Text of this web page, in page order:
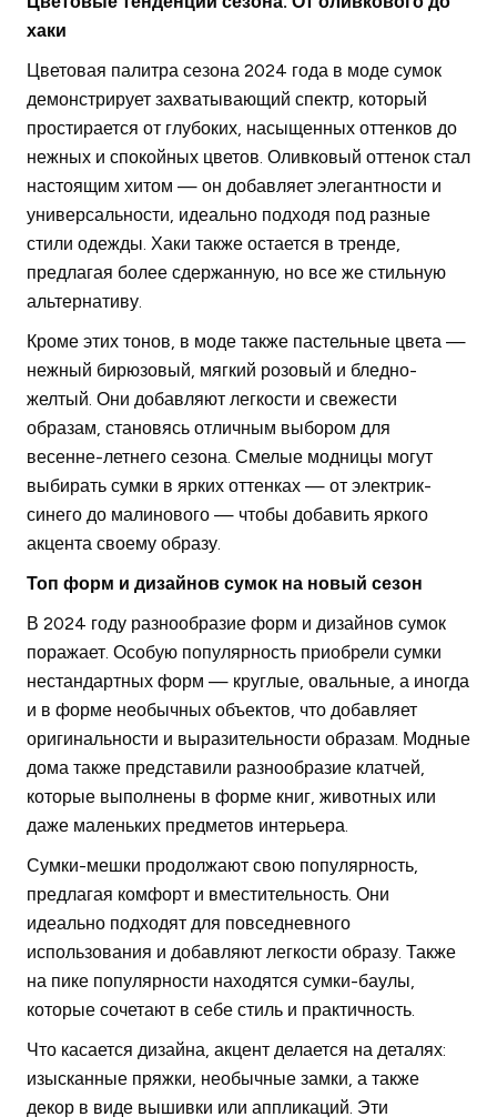
хаки
Цветовая палитра сезона 2024 года в моде сумок
демонстрирует захватывающий спектр, который
простирается от глубоких, насыщенных оттенков до
нежных и спокойных цветов. Оливковый оттенок стал
настоящим хитом — он добавляет элегантности и
универсальности, идеально подходя под разные
стили одежды. Хаки также остается в тренде,
предлагая более сдержанную, но все же стильную
альтернативу.
Кроме этих тонов, в моде также пастельные цвета —
нежный бирюзовый, мягкий розовый и бледно-
желтый. Они добавляют легкости и свежести
образам, становясь отличным выбором для
весенне-летнего сезона. Смелые модницы могут
выбирать сумки в ярких оттенках — от электрик-
синего до малинового — чтобы добавить яркого
акцента своему образу.
Топ форм и дизайнов сумок на новый сезон
В 2024 году разнообразие форм и дизайнов сумок
поражает. Особую популярность приобрели сумки
нестандартных форм — круглые, овальные, а иногда
и в форме необычных объектов, что добавляет
оригинальности и выразительности образам. Модные
дома также представили разнообразие клатчей,
которые выполнены в форме книг, животных или
даже маленьких предметов интерьера.
Сумки-мешки продолжают свою популярность,
предлагая комфорт и вместительность. Они
идеально подходят для повседневного
использования и добавляют легкости образу. Также
на пике популярности находятся сумки-баулы,
которые сочетают в себе стиль и практичность.
Что касается дизайна, акцент делается на деталях:
изысканные пряжки, необычные замки, а также
декор в виде вышивки или аппликаций. Эти